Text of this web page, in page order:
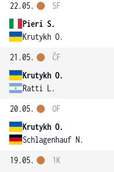
22.05.
Pieri S.
Krutykh O.
SF
21.05.
Krutykh O.
Ratti L.
ČF
20.05.
Krutykh O.
Schlagenhauf N.
OF
19.05.
1K